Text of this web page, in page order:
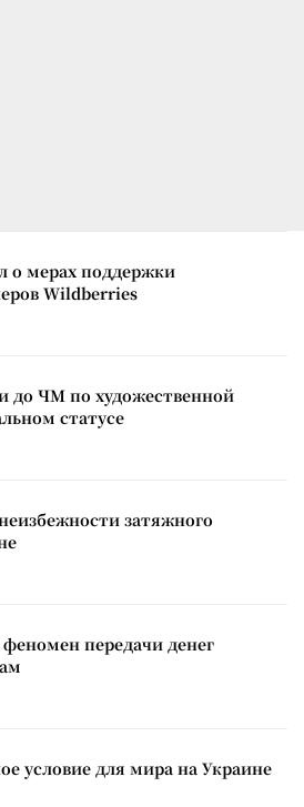
о мерах поддержки
Wildberries
до ЧМ по художественной
статусе
затяжного
передачи денег
условие для мира на Украине